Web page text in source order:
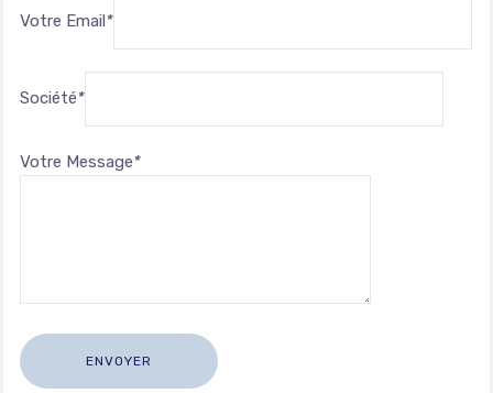
Votre Email*
Société*
Votre Message*